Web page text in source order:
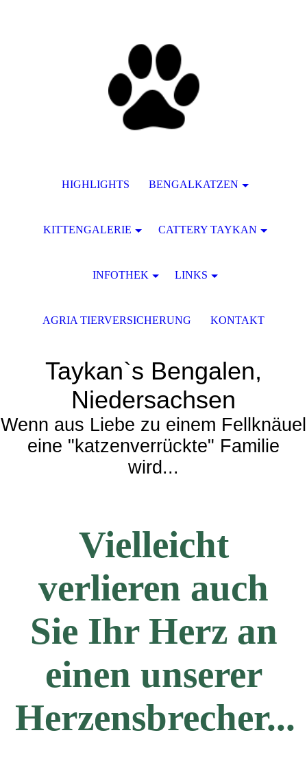
Taykan`s Bengalen,
Niedersachsen
Wenn aus Liebe zu einem Fellknäuel
eine "katzenverrückte" Familie
wird...
Vielleicht
verlieren auch
Sie Ihr Herz an
einen unserer
Herzensbrecher...
HIGHLIGHTS BENGALKATZEN
KITTENGALERIE CATTERY TAYKAN
INFOTHEK LINKS
AGRIA TIERVERSICHERUNG KONTAKT